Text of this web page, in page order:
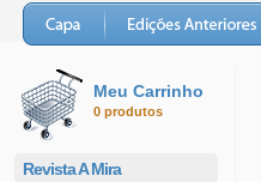
Meu Carrinho
0 produtos
Revista A Mira